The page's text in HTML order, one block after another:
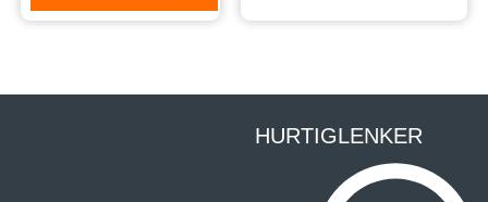
HURTIGLENKER